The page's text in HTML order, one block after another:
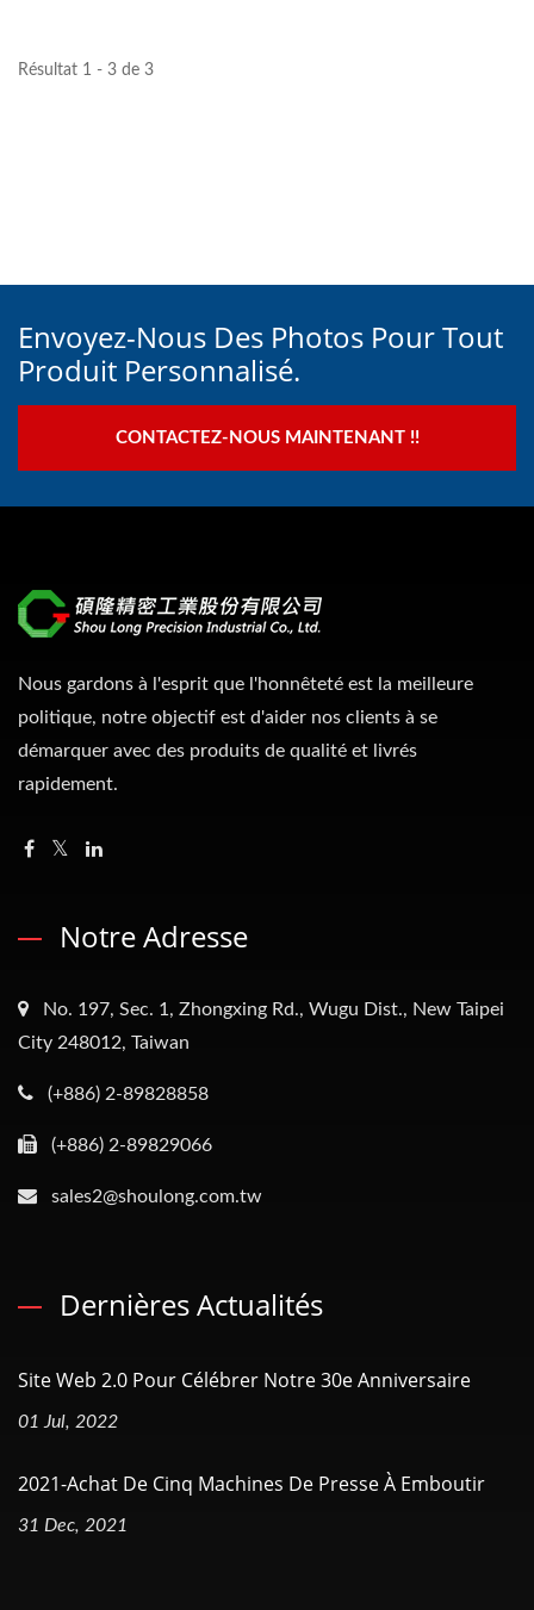
Résultat 1 - 3 de 3
Envoyez-Nous Des Photos Pour Tout
Produit Personnalisé.
CONTACTEZ-NOUS MAINTENANT !!
Nous gardons à l'esprit que l'honnêteté est la meilleure
politique, notre objectif est d'aider nos clients à se
démarquer avec des produits de qualité et livrés
rapidement.
Notre Adresse
No. 197, Sec. 1, Zhongxing Rd., Wugu Dist., New Taipei
City 248012, Taiwan
(+886) 2-89828858
(+886) 2-89829066
sales2@shoulong.com.tw
Dernières Actualités
Site Web 2.0 Pour Célébrer Notre 30e Anniversaire
01 Jul, 2022
2021-Achat De Cinq Machines De Presse À Emboutir
31 Dec, 2021